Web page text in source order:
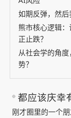
如期反弹，然
熊市核心逻辑
正止跌？
从社会学的角
势？
都应该庆幸
刚才圈里的一个